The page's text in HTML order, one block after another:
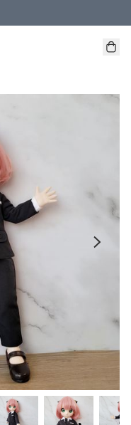
地送貨、本地取貨、國際送貨 )